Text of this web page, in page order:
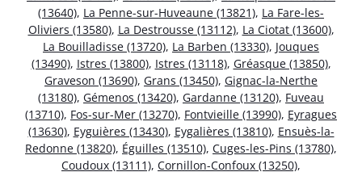
(13640), La Penne-sur-Huveaune (13821), La Fare-les-
Oliviers (13580), La Destrousse (13112), La Ciotat (13600),
La Bouilladisse (13720), La Barben (13330), Jouques
(13490), Istres (13800), Istres (13118), Gréasque (13850),
Graveson (13690), Grans (13450), Gignac-la-Nerthe
(13180), Gémenos (13420), Gardanne (13120), Fuveau
(13710), Fos-sur-Mer (13270), Fontvieille (13990), Eyragues
(13630), Eyguières (13430), Eygalières (13810), Ensuès-la-
Redonne (13820), Éguilles (13510), Cuges-les-Pins (13780),
Coudoux (13111), Cornillon-Confoux (13250),